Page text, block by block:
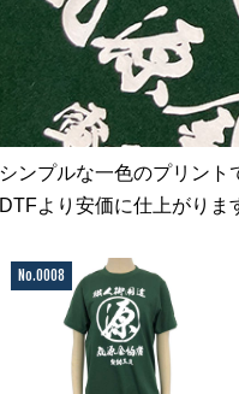
シンプルな一色のプリン
DTFより安価に仕上がりま
No.0008